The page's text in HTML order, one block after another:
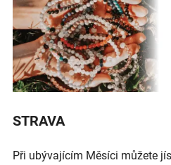
STRAVA
Při ubývajícím Měsíci můžete